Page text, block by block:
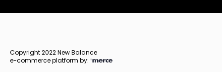
Copyright 2022 New Balance
e-commerce platform by: